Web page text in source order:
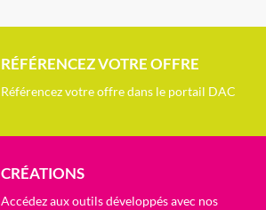
RÉFÉRENCEZ VOTRE OFFRE
Référencez votre offre dans le portail DAC
CRÉATIONS
Accédez aux outils développés avec nos